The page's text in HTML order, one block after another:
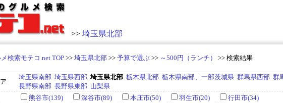
>> 埼玉県北部
検索モテコ.net TOP >> 埼玉県北部 >> 予算で選ぶ >> ～500円（ランチ） >> 検索結果
埼玉県南部 埼玉県西部 埼玉県北部 栃木県北部 栃木県南部、一部茨城県 群馬県西部 群
長野県南部 長野県東部 山梨県
熊谷市(139) 深谷市(89) 本庄市(50) 羽生市(20)
行田市(34)